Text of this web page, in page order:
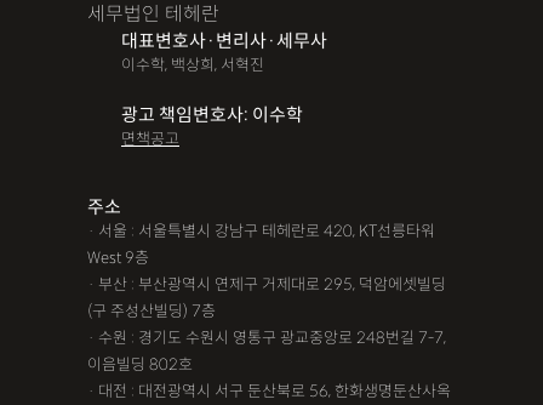
세무법인 테헤란
대표변호사·변리사·세무사
이수학, 백상희, 서혁진
광고 책임변호사: 이수학
면책공고
주소
· 서울 : 서울특별시 강남구 테헤란로 420, KT선릉타워
West 9층
· 부산 : 부산광역시 연제구 거제대로 295, 덕암에셋빌딩
(구 주성산빌딩) 7층
· 수원 : 경기도 수원시 영통구 광교중앙로 248번길 7-7,
이음빌딩 802호
· 대전 : 대전광역시 서구 둔산북로 56, 한화생명둔산사옥